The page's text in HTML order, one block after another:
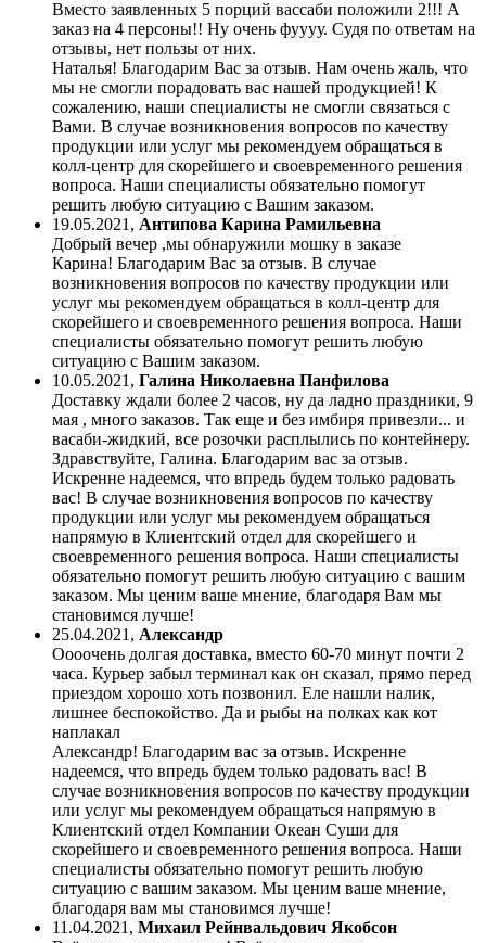
Вместо заявленных 5 порций вассаби положили 2!!! А
заказ на 4 персоны!! Ну очень фуууу. Судя по ответам на
отзывы, нет пользы от них.
Наталья! Благодарим Вас за отзыв. Нам очень жаль, что
мы не смогли порадовать вас нашей продукцией! К
сожалению, наши специалисты не смогли связаться с
Вами. В случае возникновения вопросов по качеству
продукции или услуг мы рекомендуем обращаться в
колл-центр для скорейшего и своевременного решения
вопроса. Наши специалисты обязательно помогут
решить любую ситуацию с Вашим заказом.
19.05.2021 , Антипова Карина Рамильевна
Добрый вечер ,мы обнаружили мошку в заказе
Карина! Благодарим Вас за отзыв. В случае
возникновения вопросов по качеству продукции или
услуг мы рекомендуем обращаться в колл-центр для
скорейшего и своевременного решения вопроса. Наши
специалисты обязательно помогут решить любую
ситуацию с Вашим заказом.
10.05.2021 , Галина Николаевна Панфилова
Доставку ждали более 2 часов, ну да ладно праздники, 9
мая , много заказов. Так еще и без имбиря привезли... и
васаби-жидкий, все розочки расплылись по контейнеру.
Здравствуйте, Галина. Благодарим вас за отзыв.
Искренне надеемся, что впредь будем только радовать
вас! В случае возникновения вопросов по качеству
продукции или услуг мы рекомендуем обращаться
напрямую в Клиентский отдел для скорейшего и
своевременного решения вопроса. Наши специалисты
обязательно помогут решить любую ситуацию с вашим
заказом. Мы ценим ваше мнение, благодаря Вам мы
становимся лучше!
25.04.2021 , Александр
Оооочень долгая доставка, вместо 60-70 минут почти 2
часа. Курьер забыл терминал как он сказал, прямо перед
приездом хорошо хоть позвонил. Еле нашли налик,
лишнее беспокойство. Да и рыбы на полках как кот
наплакал
Александр! Благодарим вас за отзыв. Искренне
надеемся, что впредь будем только радовать вас! В
случае возникновения вопросов по качеству продукции
или услуг мы рекомендуем обращаться напрямую в
Клиентский отдел Компании Океан Суши для
скорейшего и своевременного решения вопроса. Наши
специалисты обязательно помогут решить любую
ситуацию с вашим заказом. Мы ценим ваше мнение,
благодаря вам мы становимся лучше!
11.04.2021 , Михаил Рейнвальдович Якобсон